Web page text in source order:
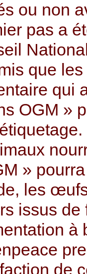
ou non
pas a
que
qui
OGM »
»
les
issus
de